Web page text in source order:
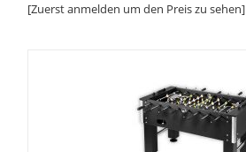
[Zuerst anmelden um den Preis zu sehen]